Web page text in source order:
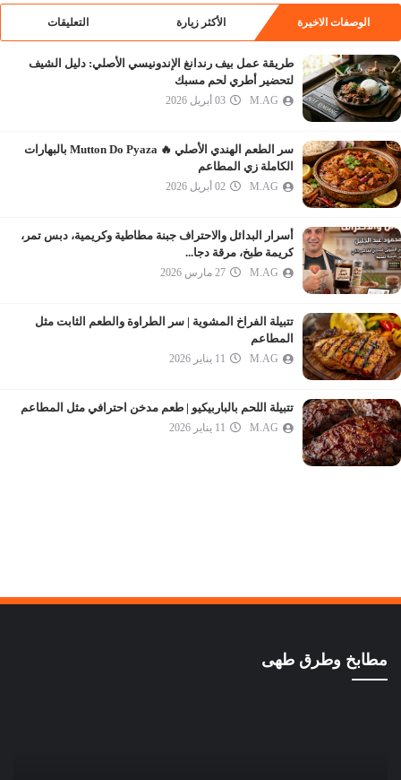
الوصفات الاخيرة الأكثر زيارة التعليقات
طريقة عمل بيف رندانغ الإندونيسي الأصلي: دليل الشيف
لتحضير أطري لحم مسبك
M.AG 03 أبريل 2026
سر الطعم الهندي الأصلي 🔥 Mutton Do Pyaza بالبهارات
الكاملة زي المطاعم
M.AG 02 أبريل 2026
أسرار البدائل والاحتراف جبنة مطاطية وكريمية، دبس تمر،
كريمة طبخ، مرقة دجا...
M.AG 27 مارس 2026
تتبيلة الفراخ المشوية | سر الطراوة والطعم الثابت مثل
المطاعم
M.AG 11 يناير 2026
تتبيلة اللحم بالباربيكيو | طعم مدخن احترافي مثل المطاعم
M.AG 11 يناير 2026
مطابخ وطرق طهى